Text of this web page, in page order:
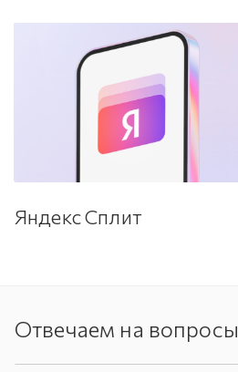
Яндекс Сплит
Отвечаем на вопросы